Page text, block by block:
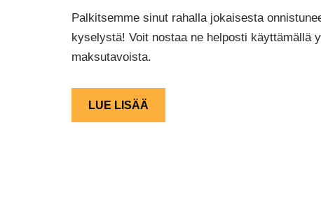
Palkitsemme sinut rahalla jokaisesta
kyselystä! Voit nostaa ne helposti käyttämällä
maksutavoista.
LUE LISÄÄ